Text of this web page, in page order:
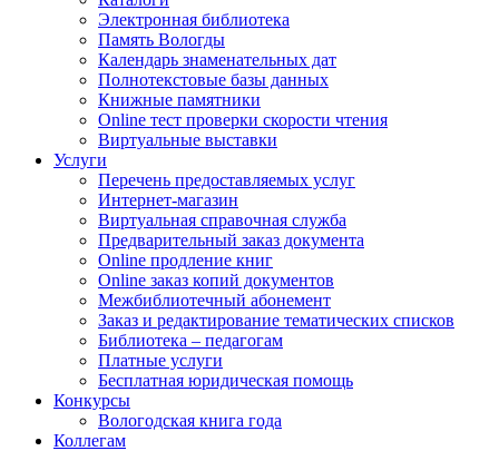
Электронная библиотека
Память Вологды
Календарь знаменательных дат
Полнотекстовые базы данных
Книжные памятники
Online тест проверки скорости чтения
Виртуальные выставки
Услуги
Перечень предоставляемых услуг
Интернет-магазин
Виртуальная справочная служба
Предварительный заказ документа
Online продление книг
Online заказ копий документов
Межбиблиотечный абонемент
Заказ и редактирование тематических списков
Библиотека – педагогам
Платные услуги
Бесплатная юридическая помощь
Конкурсы
Вологодская книга года
Коллегам